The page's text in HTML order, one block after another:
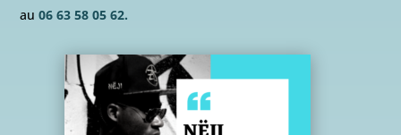
au06 63 58 05 62.